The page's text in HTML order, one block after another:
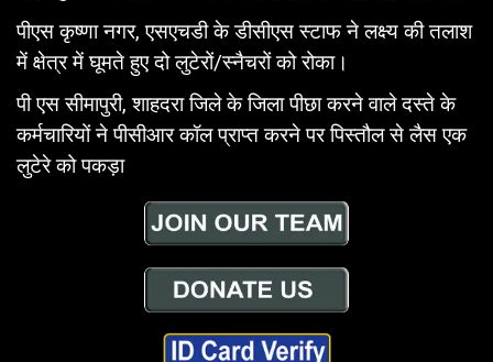
पीएस कृष्णा नगर, एसएचडी के डीसीएस स्टाफ ने लक्ष्य की तलाश
में क्षेत्र में घूमते हुए दो लुटेरों/स्नैचरों को रोका।
पी एस सीमापुरी, शाहदरा जिले के जिला पीछा करने वाले दस्ते के
कर्मचारियों ने पीसीआर कॉल प्राप्त करने पर पिस्तौल से लैस एक
लुटेरे को पकड़ा